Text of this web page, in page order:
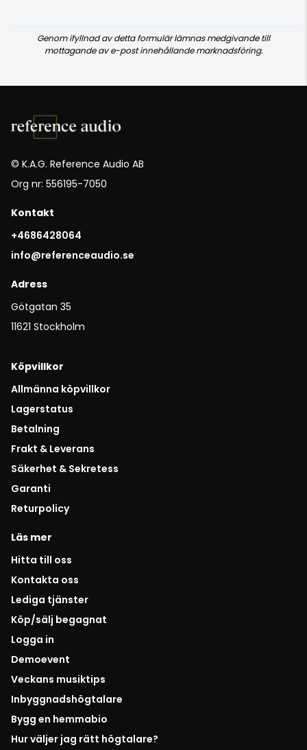
Genom ifyllnad av detta formulär lämnas medgivande till
mottagande av e-post innehållande marknadsföring.
© K.A.G. Reference Audio AB
Org nr: 556195-7050
Kontakt
+4686428064
info@referenceaudio.se
Adress
Götgatan 35
11621 Stockholm
Köpvillkor
Allmänna köpvillkor
Lagerstatus
Betalning
Frakt & Leverans
Säkerhet & Sekretess
Garanti
Returpolicy
Läs mer
Hitta till oss
Kontakta oss
Lediga tjänster
Köp/sälj begagnat
Logga in
Demoevent
Veckans musiktips
Inbyggnadshögtalare
Bygg en hemmabio
Hur väljer jag rätt högtalare?